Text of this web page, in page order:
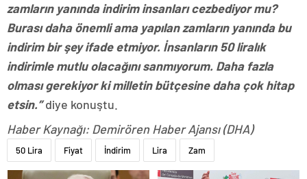
zamların yanında indirim insanları cezbediyor mu?
Burası daha önemli ama yapılan zamların yanında bu
indirim bir şey ifade etmiyor. İnsanların 50 liralık
indirimle mutlu olacağını sanmıyorum. Daha fazla
olması gerekiyor ki milletin bütçesine daha çok hitap
etsin.”diye konuştu.
Haber Kaynağı: Demirören Haber Ajansı (DHA)
50 Lira Fiyat İndirim Lira Zam